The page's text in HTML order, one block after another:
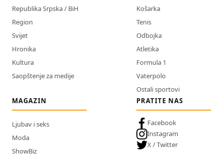
Republika Srpska / BiH
Region
Svijet
Hronika
Kultura
Saopštenje za medije
Košarka
Tenis
Odbojka
Atletika
Formula 1
Vaterpolo
Ostali sportovi
MAGAZIN
Ljubav i seks
Moda
ShowBiz
PRATITE NAS
Facebook
Instagram
X / Twitter